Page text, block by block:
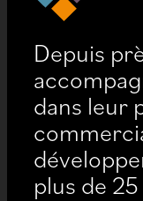
Depuis
dans leur
plus de